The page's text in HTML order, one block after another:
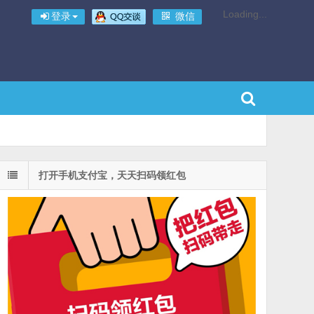
登录 微信 Loading...
打开手机支付宝，天天扫码领红包